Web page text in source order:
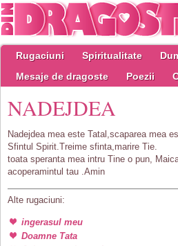
Rugaciuni Spiritualitate
Mesaje de dragoste
Poezii
NADEJDEA
Nadejdea mea este Tatal,scaparea mea
Sfintul Spirit.Treime sfinta,marire Tie.
toata speranta mea intru Tine o pun,
acoperamintul tau .Amin
Alte rugaciuni:
ingerasul meu
Doamne Tata